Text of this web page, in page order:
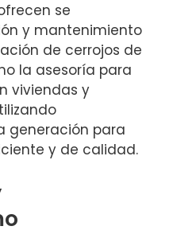
se
y mantenimiento
de cerrojos de
la asesoría para
viviendas y
generación para
y de calidad.